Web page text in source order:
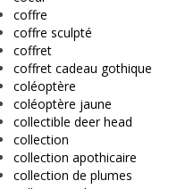
coffre
coffre sculpté
coffret
coffret cadeau gothique
coléoptère
coléoptère jaune
collectible deer head
collection
collection apothicaire
collection de plumes